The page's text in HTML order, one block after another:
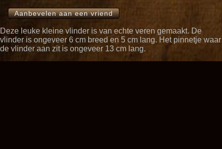
Aanbevelen aan een vriend
Deze leuke kleine vlinder is van echte veren gemaakt. De
vlinder is ongeveer 6 cm breed en 5 cm lang. Het pinnetje waar
de vlinder aan zit is ongeveer 13 cm lang.